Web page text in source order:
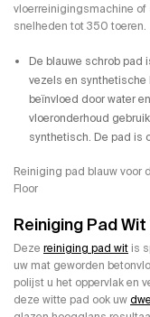
vloerreinigingsmachine
snelheden tot 350 toeren.
De blauwe schrob pad
vezels en synthetische
beïnvloed door water
vloeronderhoud
synthetisch. De pad is
Reiniging pad blauw voor
Floor
Reiniging Pad Wit
Deze reiniging pad wit is
uw mat geworden
polijst u het oppervlak en
deze witte pad ook uw